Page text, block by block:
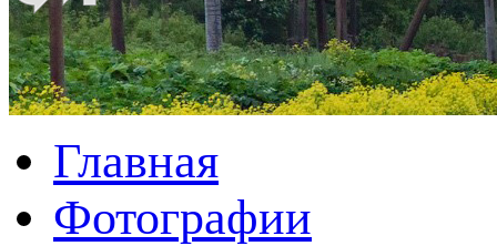
Главная
Фотографии